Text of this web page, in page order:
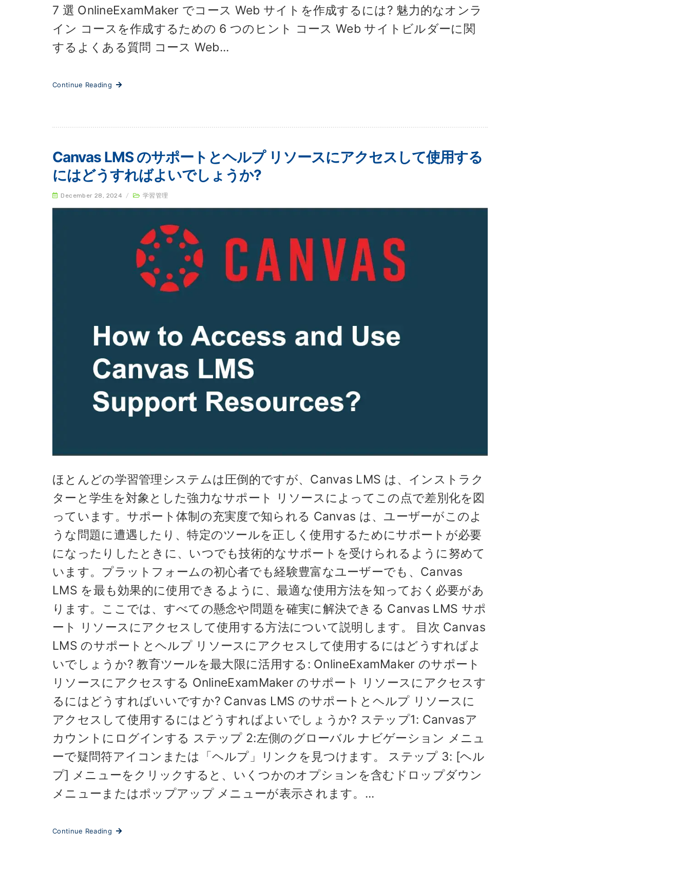
7 選 OnlineExamMaker でコース Web サイトを作成するには? 魅力的なオンラ
イン コースを作成するための 6 つのヒント コース Web サイトビルダーに関
するよくある質問 コース Web...
Continue Reading
Canvas LMS のサポートとヘルプ リソースにアクセスして使用する
にはどうすればよいでしょうか?
December 28, 2024 / 学習管理
ほとんどの学習管理システムは圧倒的ですが、Canvas LMS は、インストラク
ターと学生を対象とした強力なサポート リソースによってこの点で差別化を図
っています。サポート体制の充実度で知られる Canvas は、ユーザーがこのよ
うな問題に遭遇したり、特定のツールを正しく使用するためにサポートが必要
になったりしたときに、いつでも技術的なサポートを受けられるように努めて
います。プラットフォームの初心者でも経験豊富なユーザーでも、Canvas
LMS を最も効果的に使用できるように、最適な使用方法を知っておく必要があ
ります。ここでは、すべての懸念や問題を確実に解決できる Canvas LMS サポ
ート リソースにアクセスして使用する方法について説明します。 目次 Canvas
LMS のサポートとヘルプ リソースにアクセスして使用するにはどうすればよ
いでしょうか? 教育ツールを最大限に活用する: OnlineExamMaker のサポート
リソースにアクセスする OnlineExamMaker のサポート リソースにアクセスす
るにはどうすればいいですか? Canvas LMS のサポートとヘルプ リソースに
アクセスして使用するにはどうすればよいでしょうか? ステップ1: Canvasア
カウントにログインする ステップ 2:左側のグローバル ナビゲーション メニュ
ーで疑問符アイコンまたは「ヘルプ」リンクを見つけます。 ステップ 3: [ヘル
プ] メニューをクリックすると、いくつかのオプションを含むドロップダウン
メニューまたはポップアップ メニューが表示されます。...
Continue Reading